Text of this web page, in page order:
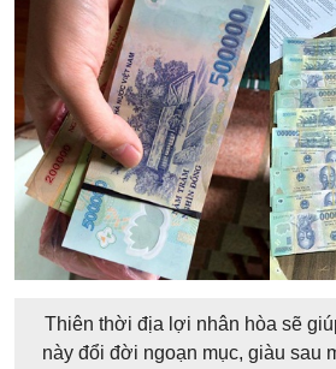
Thiên thời địa lợi nhân hòa sẽ
này đổi đời ngoạn mục, giàu sau